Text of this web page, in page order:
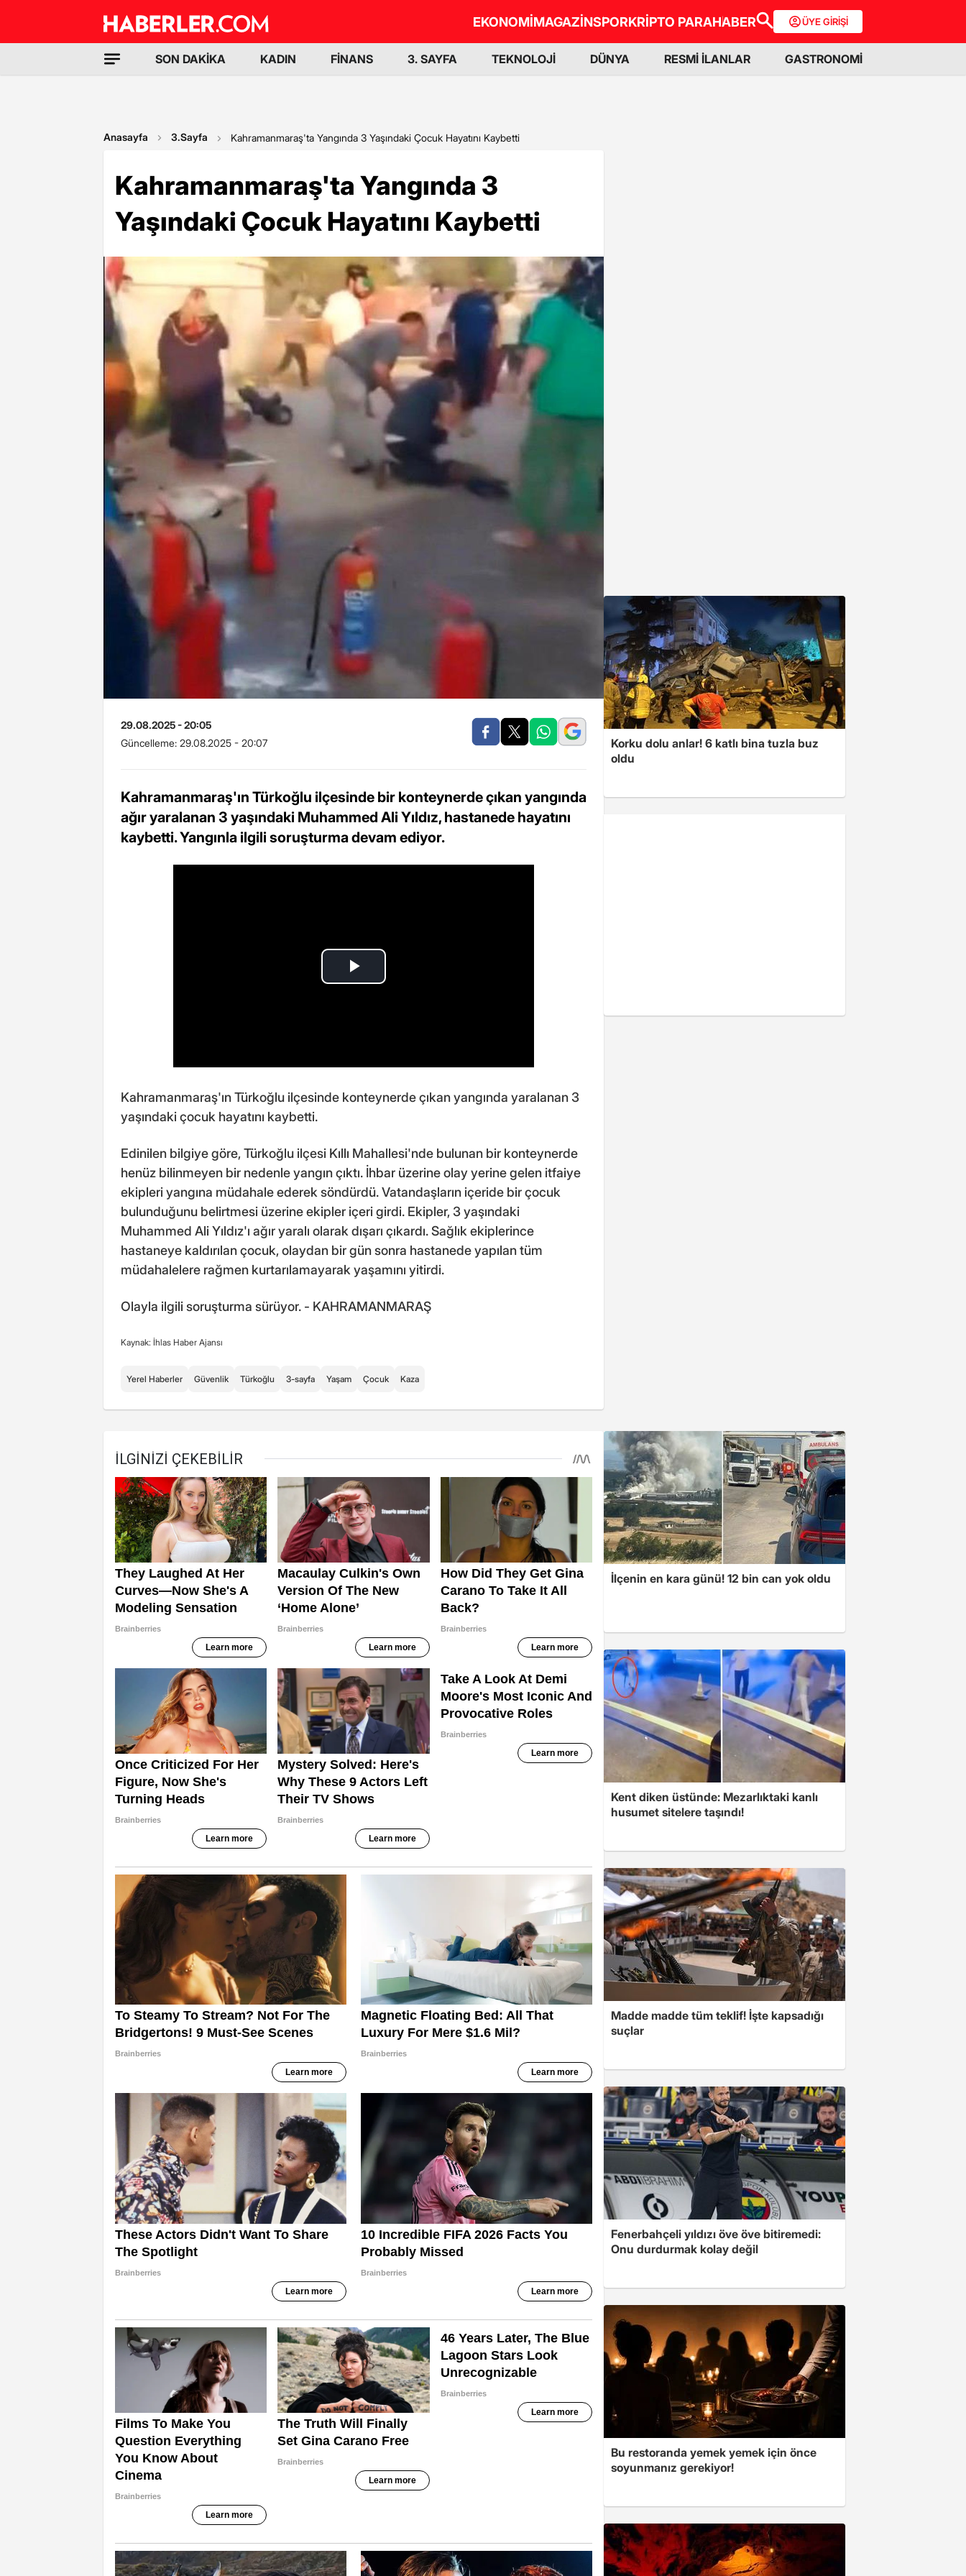
EKONOMİMAGAZİNSPORKRİPTO PARAHABER ÜYE GİRİŞİ
SON DAKİKA KADIN FİNANS 3. SAYFA TEKNOLOJİ DÜNYA RESMİ İLANLAR GASTRONOMİ
Anasayfa 3.Sayfa Kahramanmaraş'ta Yangında 3 Yaşındaki Çocuk Hayatını Kaybetti
Kahramanmaraş'ta Yangında 3
Yaşındaki Çocuk Hayatını Kaybetti
29.08.2025 - 20:05
Güncelleme: 29.08.2025 - 20:07
Kahramanmaraş'ın Türkoğlu ilçesinde bir konteynerde çıkan yangında
ağır yaralanan 3 yaşındaki Muhammed Ali Yıldız, hastanede hayatını
kaybetti. Yangınla ilgili soruşturma devam ediyor.
Kahramanmaraş'ın Türkoğlu ilçesinde konteynerde çıkan yangında yaralanan 3
yaşındaki çocuk hayatını kaybetti.
Edinilen bilgiye göre, Türkoğlu ilçesi Kıllı Mahallesi'nde bulunan bir konteynerde
henüz bilinmeyen bir nedenle yangın çıktı. İhbar üzerine olay yerine gelen itfaiye
ekipleri yangına müdahale ederek söndürdü. Vatandaşların içeride bir çocuk
bulunduğunu belirtmesi üzerine ekipler içeri girdi. Ekipler, 3 yaşındaki
Muhammed Ali Yıldız'ı ağır yaralı olarak dışarı çıkardı. Sağlık ekiplerince
hastaneye kaldırılan çocuk, olaydan bir gün sonra hastanede yapılan tüm
müdahalelere rağmen kurtarılamayarak yaşamını yitirdi.
Olayla ilgili soruşturma sürüyor. - KAHRAMANMARAŞ
Kaynak: İhlas Haber Ajansı
Yerel Haberler Güvenlik Türkoğlu 3-sayfa Yaşam Çocuk Kaza
Korku dolu anlar! 6 katlı bina tuzla buz
oldu
İlçenin en kara günü! 12 bin can yok oldu
Kent diken üstünde: Mezarlıktaki kanlı
husumet sitelere taşındı!
Madde madde tüm teklif! İşte kapsadığı
suçlar
Fenerbahçeli yıldızı öve öve bitiremedi:
Onu durdurmak kolay değil
Bu restoranda yemek yemek için önce
soyunmanız gerekiyor!